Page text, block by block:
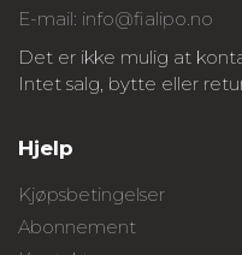
E-mail: info@fialipo.no
Det er ikke mulig at
Intet salg, bytte eller
Hjelp
Kjøpsbetingelser
Abonnement